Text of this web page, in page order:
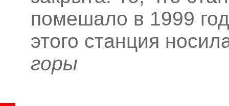
помешало в 1999
этого станция
горы